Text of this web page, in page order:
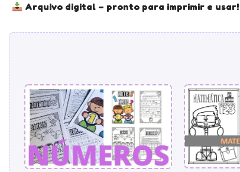
Arquivo digital – pronto para imprimir e usar!